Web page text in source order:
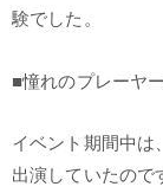
験でした。
■憧れのプレーヤ
イベント期間中
出演していたので